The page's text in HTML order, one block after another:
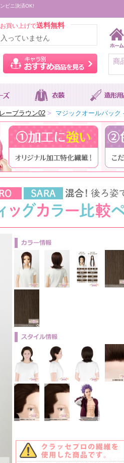
ビニ決済OK!
買い上げで送料無料
っていません
ウィッグをカラーから探す キャ
ーブラウン02 > マジックオールバック